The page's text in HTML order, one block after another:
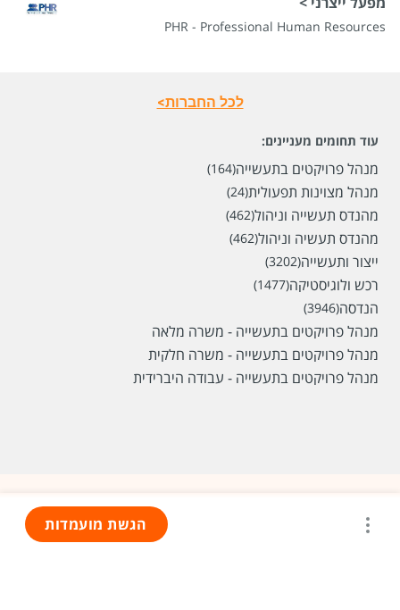
PHR - Professional Human Resources
לכל החברות>
עוד תחומים מעניינים:
מנהל פרויקטים בתעשייה(164)
מנהל מצוינות תפעולית(24)
מהנדס תעשייה וניהול(462)
מהנדס תעשיה וניהול(462)
ייצור ותעשייה(3202)
רכש ולוגיסטיקה(1477)
הנדסה(3946)
מנהל פרויקטים בתעשייה - משרה מלאה
מנהל פרויקטים בתעשייה - משרה חלקית
מנהל פרויקטים בתעשייה - עבודה היברידית
הגשת מועמדות